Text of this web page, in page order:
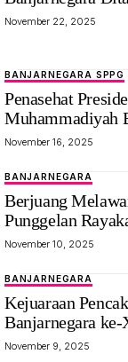
November 22, 2025
BANJARNEGARA SPPG
Penasehat
Muhammadiyah
November 16, 2025
BANJARNEGARA
‎Berjuang
Punggelan
November 10, 2025
BANJARNEGARA
‎Kejuaraan
Banjarnegara
November 9, 2025